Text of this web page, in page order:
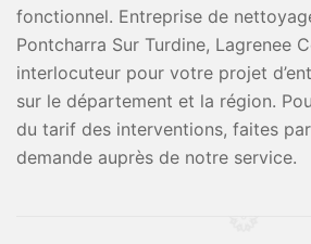
fonctionnel. Entreprise de
Pontcharra Sur Turdine, Lagrenee
interlocuteur pour votre projet
sur le département et la région.
du tarif des interventions, faites
demande auprès de notre service.